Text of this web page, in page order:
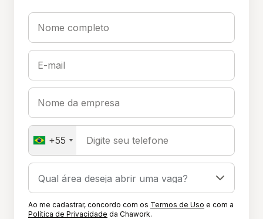
Nome completo
E-mail
Nome da empresa
+55 Digite seu telefone
Ao me cadastrar, concordo com os Termos de Uso e com a
Política de Privacidade da Chawork.